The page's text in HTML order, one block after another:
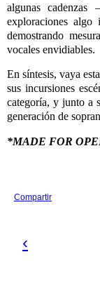
algunas
exploraciones algo
demostrando
vocales envidiables.
En síntesis, vaya
sus incursiones
categoría, y junto a
generación de
*MADE FOR
Compartir
‹